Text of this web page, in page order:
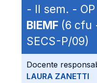
- II sem. -
BIEMF (6 cfu
SECS-P/09)
Docente
LAURA ZANETTI